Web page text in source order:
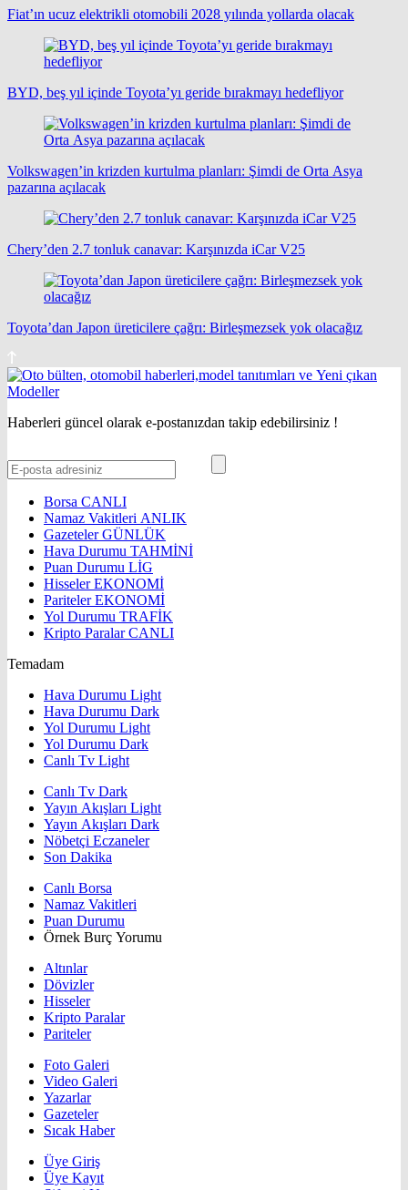
Fiat’ın ucuz elektrikli otomobili 2028 yılında yollarda olacak
BYD, beş yıl içinde Toyota’yı geride bırakmayı hedefliyor
Volkswagen’in krizden kurtulma planları: Şimdi de Orta Asya
pazarına açılacak
Chery’den 2.7 tonluk canavar: Karşınızda iCar V25
Toyota’dan Japon üreticilere çağrı: Birleşmezsek yok olacağız
Haberleri güncel olarak e-postanızdan takip edebilirsiniz !
Borsa CANLI
Namaz Vakitleri ANLIK
GazetelerGÜNLÜK
Hava Durumu TAHMİNİ
Puan Durumu LİG
HisselerEKONOMİ
ParitelerEKONOMİ
Yol Durumu TRAFİK
Kripto ParalarCANLI
Temadam
Hava Durumu Light
Hava Durumu Dark
Yol Durumu Light
Yol Durumu Dark
Canlı Tv Light
Canlı Tv Dark
Yayın Akışları Light
Yayın Akışları Dark
Nöbetçi Eczaneler
Son Dakika
Canlı Borsa
Namaz Vakitleri
Puan Durumu
Örnek Burç Yorumu
Altınlar
Dövizler
Hisseler
Kripto Paralar
Pariteler
Foto Galeri
Video Galeri
Yazarlar
Gazeteler
Sıcak Haber
Üye Giriş
Üye Kayıt